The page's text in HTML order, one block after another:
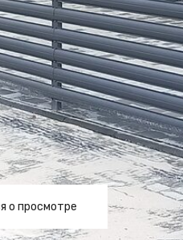
о просмотре